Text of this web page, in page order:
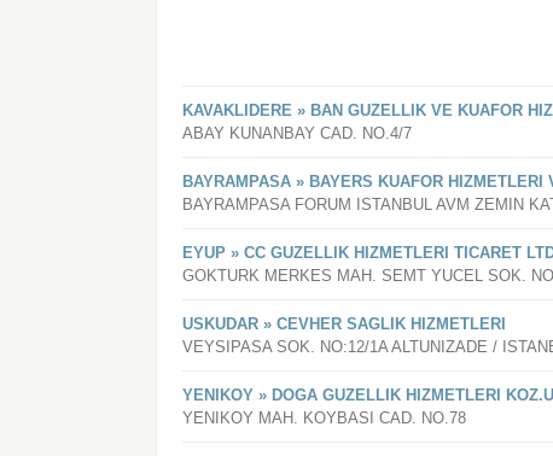
KAVAKLIDERE » BAN GUZELLIK VE KUAFOR
ABAY KUNANBAY CAD. NO.4/7
BAYRAMPASA » BAYERS KUAFOR HIZMETLERI
BAYRAMPASA FORUM ISTANBUL AVM ZEMIN
EYUP » CC GUZELLIK HIZMETLERI TICARET
GOKTURK MERKES MAH. SEMT YUCEL SOK.
USKUDAR » CEVHER SAGLIK HIZMETLERI
VEYSIPASA SOK. NO:12/1A ALTUNIZADE /
YENIKOY » DOGA GUZELLIK HIZMETLERI
YENIKOY MAH. KOYBASI CAD. NO.78